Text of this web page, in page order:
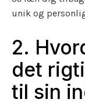
unik og
2.
det
til sin